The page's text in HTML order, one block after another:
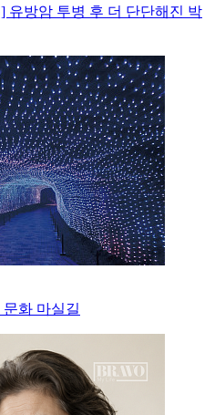
유방암 투병 후 더 단단해진 박
화 마실길